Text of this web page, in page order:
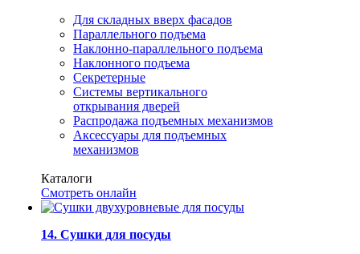
Для складных вверх фасадов
Параллельного подъема
Наклонно-параллельного подъема
Наклонного подъема
Секретерные
Системы вертикального
открывания дверей
Распродажа подъемных механизмов
Аксессуары для подъемных
механизмов
Каталоги
Смотреть онлайн
14. Сушки для посуды